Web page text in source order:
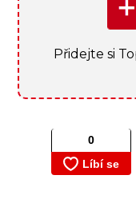
Přidejte si